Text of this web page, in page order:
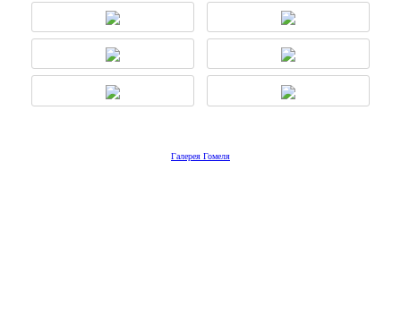
Галерея Гомеля